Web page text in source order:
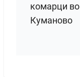
комарци во
Куманово